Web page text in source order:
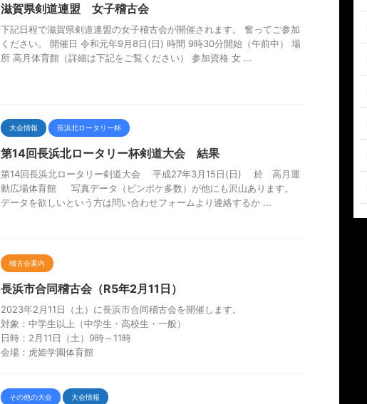
滋賀県剣道連盟 女子稽古会
下記日程で滋賀県剣道連盟の女子稽古会が開催されます。 奮ってご参加
ください。 開催日 令和元年9月8日(日) 時間 9時30分開始（午前中） 場
所 高月体育館（詳細は下記をご覧ください） 参加資格 女 ...
大会情報 長浜北ロータリー杯
第14回長浜北ロータリー杯剣道大会 結果
第14回長浜北ロータリー剣道大会 平成27年3月15日(日) 於 高月運
動広場体育館 写真データ（ピンボケ多数）が他にも沢山あります。
データを欲しいという方は問い合わせフォームより連絡するか ...
稽古会案内
長浜市合同稽古会（R5年2月11日）
2023年2月11日（土）に長浜市合同稽古会を開催します。
対象：中学生以上（中学生・高校生・一般）
日時：2月11日（土）9時～11時
会場：虎姫学園体育館
その他の大会 大会情報